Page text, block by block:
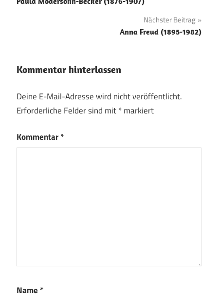
Nächster Beitrag
Anna Freud (1895-1982)
Kommentar hinterlassen
Deine E-Mail-Adresse wird nicht veröffentlicht.
Erforderliche Felder sind mit*markiert
Kommentar*
Name *